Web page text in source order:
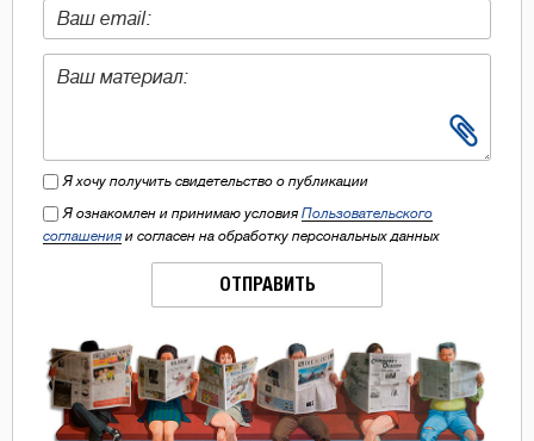
Я хочу получить свидетельство о публикации
Я ознакомлен и принимаю условия Пользовательского
соглашения и согласен на обработку персональных данных
ОТПРАВИТЬ